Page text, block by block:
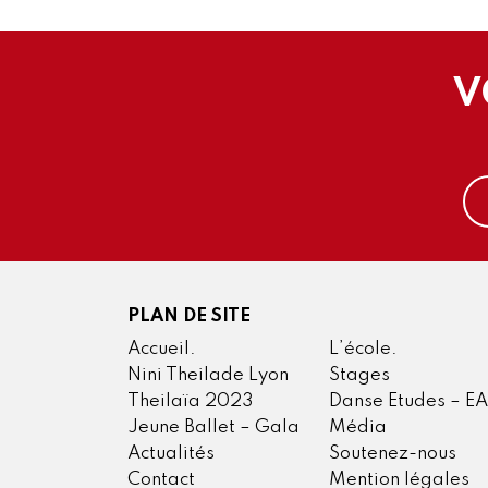
PLAN DE SITE
Accueil.
L’école.
Nini Theilade Lyon
Stages
Theilaïa 2023
Danse Etudes –
Jeune Ballet – Gala
Média
Actualités
Soutenez-nous
Contact
Mention légales